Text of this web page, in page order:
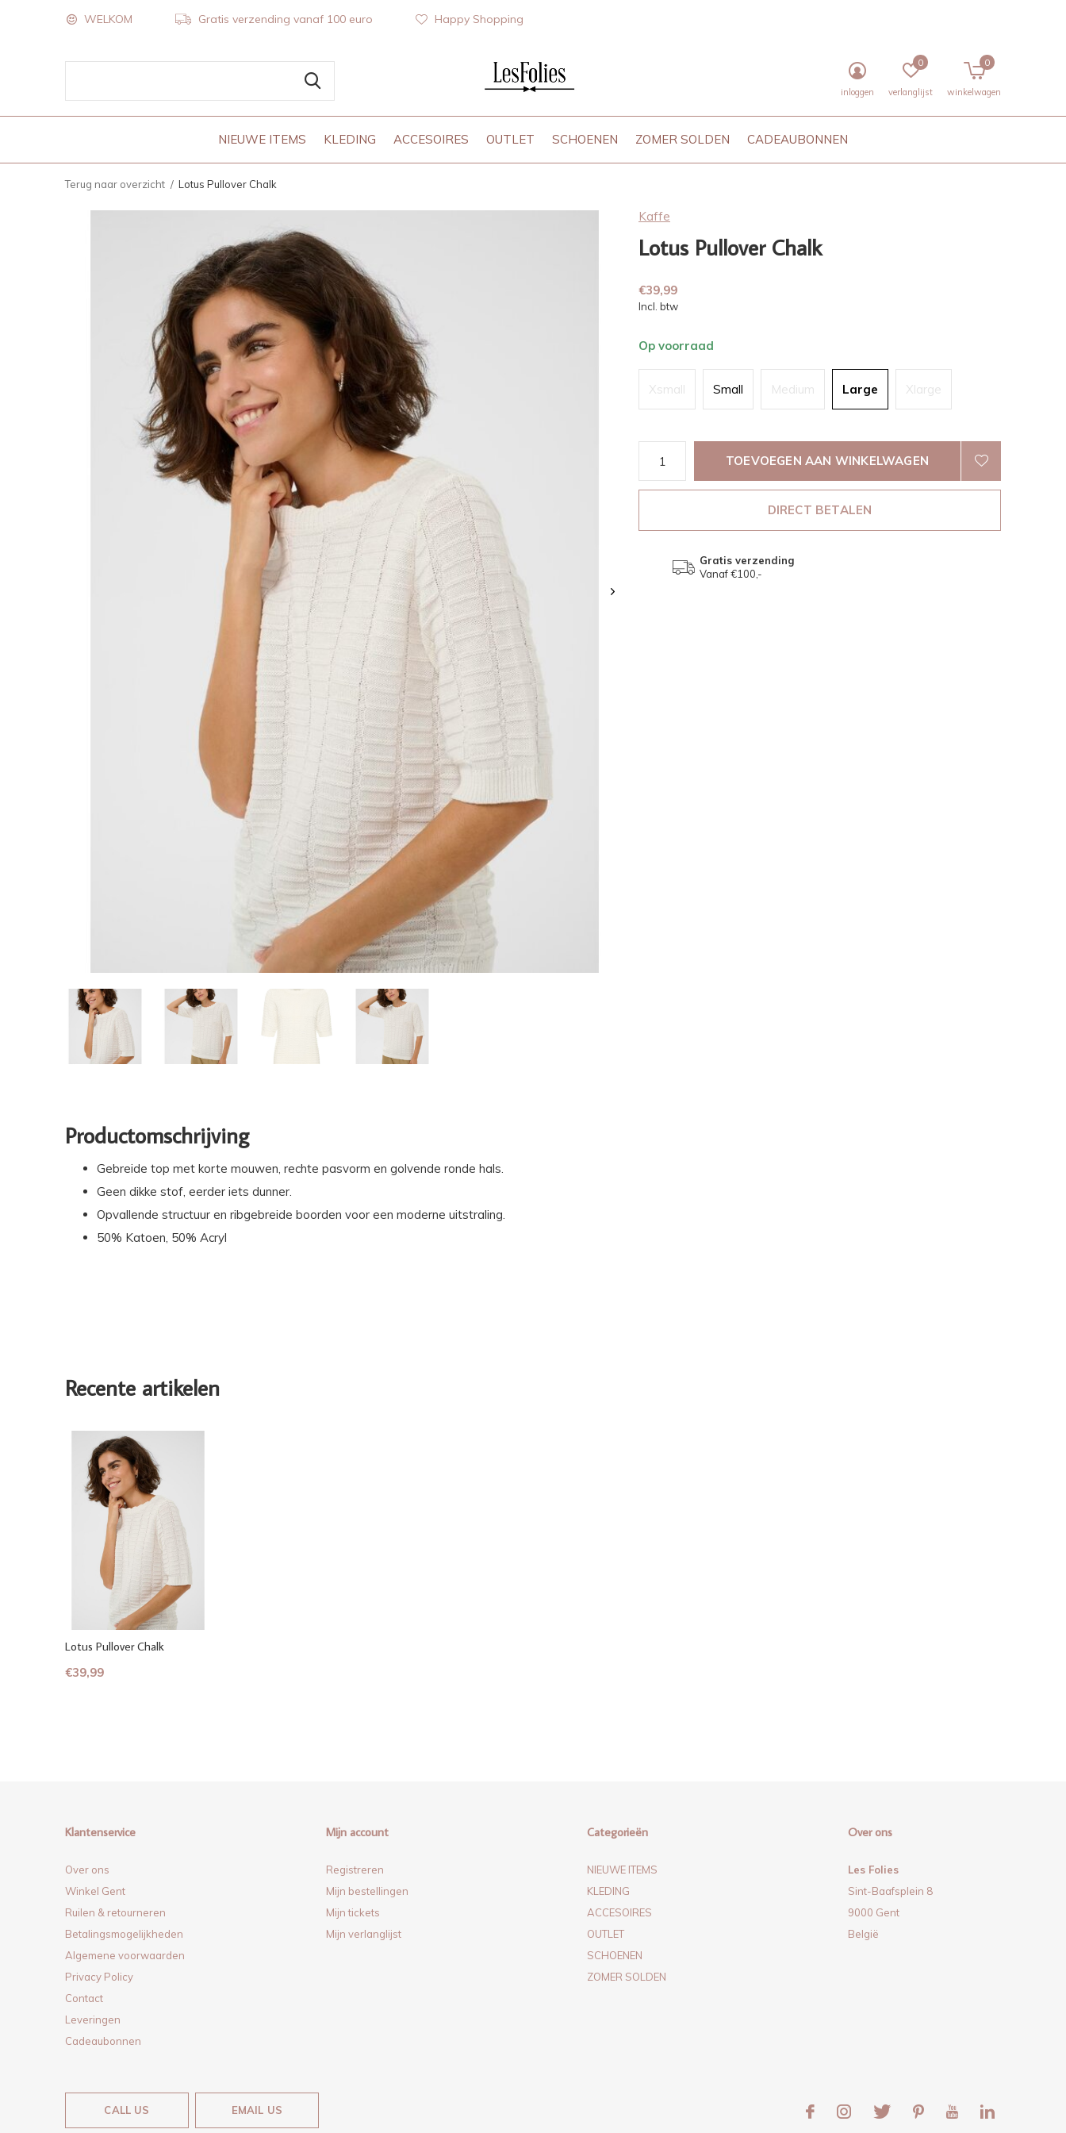
NIEUWE ITEMS KLEDING ACCESOIRES OUTLET SCHOENEN ZOMER SOLDEN CADEAUBONNEN
inloggen verlanglijst
0
winkelwagen
0
WELKOM Gratis verzending vanaf 100 euro Happy Shopping
Terug naar overzicht Lotus Pullover Chalk
Kaffe
Lotus Pullover Chalk
€39,99
Incl. btw
Op voorraad
Xsmall Small Medium Large Xlarge
TOEVOEGEN AAN WINKELWAGEN
DIRECT BETALEN
Gratis verzending
Vanaf €100,-
Productomschrijving
Gebreide top met korte mouwen, rechte pasvorm en golvende ronde hals.
Geen dikke stof, eerder iets dunner.
Opvallende structuur en ribgebreide boorden voor een moderne uitstraling.
50% Katoen, 50% Acryl
Recente artikelen
Lotus Pullover Chalk
€39,99
Klantenservice
Over ons
Winkel Gent
Ruilen & retourneren
Betalingsmogelijkheden
Algemene voorwaarden
Privacy Policy
Contact
Leveringen
Cadeaubonnen
Mijn account
Registreren
Mijn bestellingen
Mijn tickets
Mijn verlanglijst
Categorieën
NIEUWE ITEMS
KLEDING
ACCESOIRES
OUTLET
SCHOENEN
ZOMER SOLDEN
Over ons
Les Folies
Sint-Baafsplein 8
9000 Gent
België
CALL US EMAIL US